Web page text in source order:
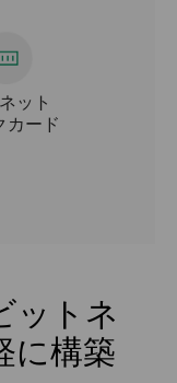
ット
カード
ットネ
に構築